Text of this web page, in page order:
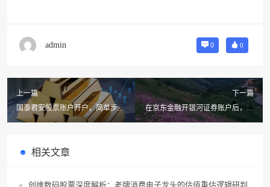
admin 0 0
上一篇
国泰君安股票账户开户，简单步骤
让你轻松搞定
下一篇
在京东金融开银河证券账户后，能
调低费用吗？
相关文章
创维数码股票深度解析：老牌消费电子龙头的估值重估逻辑研判